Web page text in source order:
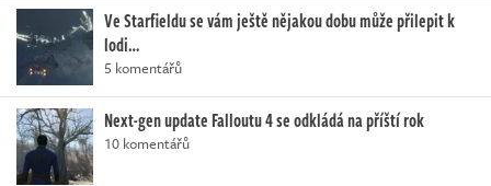
Ve Starfieldu se vám ještě nějakou dobu může přilepit k
lodi…
5 komentářů
Next-gen update Falloutu 4 se odkládá na příští rok
10 komentářů